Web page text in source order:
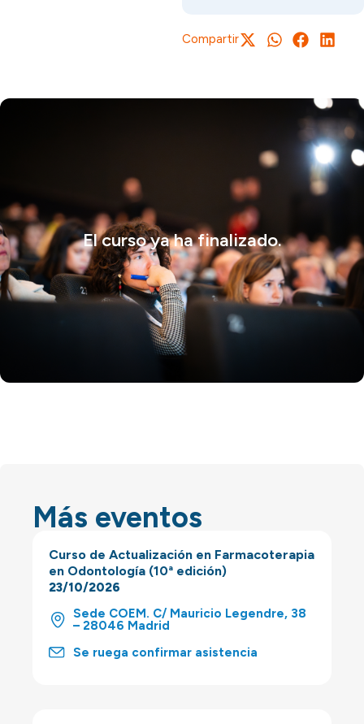
Compartir
El curso ya ha finalizado.
Más eventos
Curso de Actualización en Farmacoterapia
en Odontología (10ª edición)
23/10/2026
Sede COEM. C/ Mauricio Legendre, 38
– 28046 Madrid
Se ruega confirmar asistencia